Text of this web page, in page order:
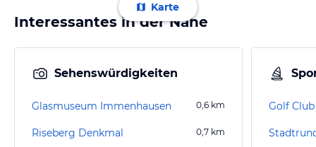
Karte
Interessantes in der Nähe
Sehenswürdigkeiten
Glasmuseum Immenhausen 0,6 km
Riseberg Denkmal 0,7 km
Golf